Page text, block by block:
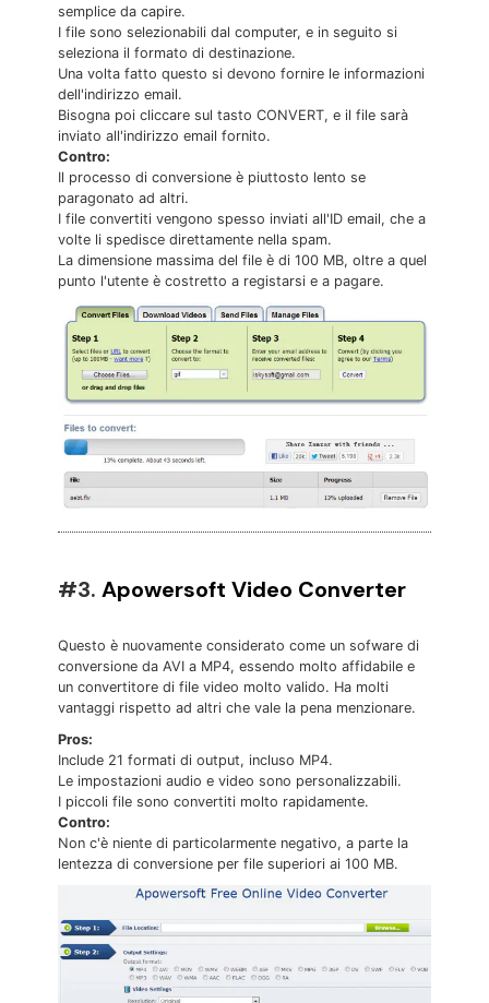
semplice da capire.
I file sono selezionabili dal computer, e in seguito si
seleziona il formato di destinazione.
Una volta fatto questo si devono fornire le informazioni
dell'indirizzo email.
Bisogna poi cliccare sul tasto CONVERT, e il file sarà
inviato all'indirizzo email fornito.
Contro:
Il processo di conversione è piuttosto lento se
paragonato ad altri.
I file convertiti vengono spesso inviati all'ID email, che a
volte li spedisce direttamente nella spam.
La dimensione massima del file è di 100 MB, oltre a quel
punto l'utente è costretto a registarsi e a pagare.
#3.Apowersoft Video Converter
Questo è nuovamente considerato come un sofware di
conversione da AVI a MP4, essendo molto affidabile e
un convertitore di file video molto valido. Ha molti
vantaggi rispetto ad altri che vale la pena menzionare.
Pros:
Include 21 formati di output, incluso MP4.
Le impostazioni audio e video sono personalizzabili.
I piccoli file sono convertiti molto rapidamente.
Contro:
Non c'è niente di particolarmente negativo, a parte la
lentezza di conversione per file superiori ai 100 MB.